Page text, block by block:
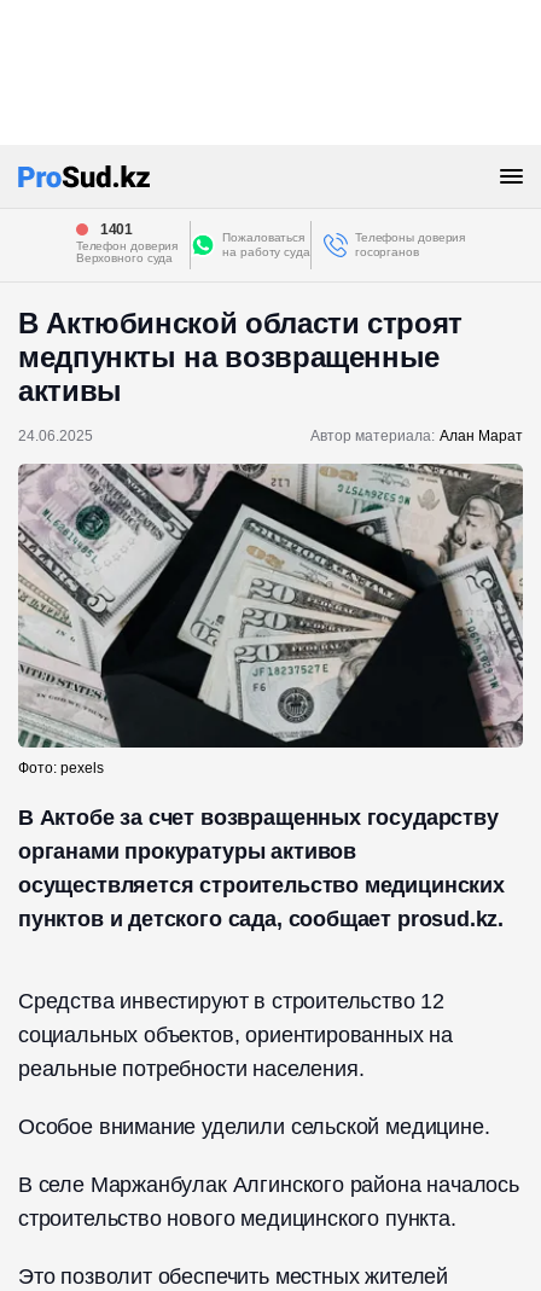
1401
Телефон доверия
Верховного суда
Пожаловаться
на работу суда
Телефоны доверия
госорганов
В Актюбинской области строят
медпункты на возвращенные
активы
24.06.2025 Автор материала: Алан Марат
Фото: pexels
В Актобе за счет возвращенных государству
органами прокуратуры активов
осуществляется строительство медицинских
пунктов и детского сада, сообщает prosud.kz.
Средства инвестируют в строительство 12
социальных объектов, ориентированных на
реальные потребности населения.
Особое внимание уделили сельской медицине.
В селе Маржанбулак Алгинского района началось
строительство нового медицинского пункта.
Это позволит обеспечить местных жителей